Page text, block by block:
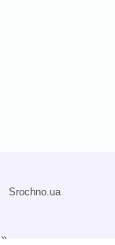
Srochno.ua
»